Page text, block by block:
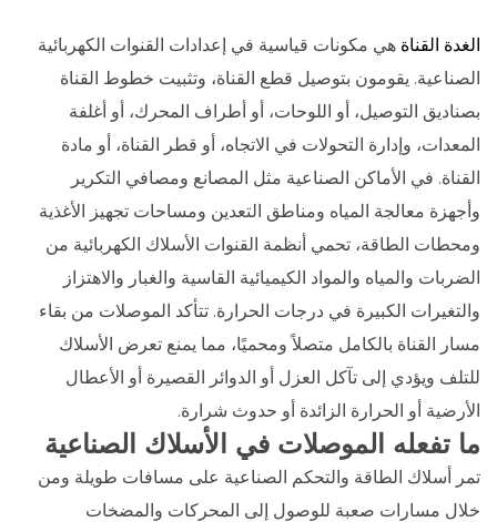
الغدة القناة هي مكونات قياسية في إعدادات القنوات الكهربائية
الصناعية. يقومون بتوصيل قطع القناة، وتثبيت خطوط القناة
بصناديق التوصيل، أو اللوحات، أو أطراف المحرك، أو أغلفة
المعدات، وإدارة التحولات في الاتجاه، أو قطر القناة، أو مادة
القناة. في الأماكن الصناعية مثل المصانع ومصافي التكرير
وأجهزة معالجة المياه ومناطق التعدين ومساحات تجهيز الأغذية
ومحطات الطاقة، تحمي أنظمة القنوات الأسلاك الكهربائية من
الضربات والمياه والمواد الكيميائية القاسية والغبار والاهتزاز
والتغيرات الكبيرة في درجات الحرارة. تتأكد الموصلات من بقاء
مسار القناة بالكامل متصلاً ومحميًا، مما يمنع تعرض الأسلاك
للتلف ويؤدي إلى تآكل العزل أو الدوائر القصيرة أو الأعطال
الأرضية أو الحرارة الزائدة أو حدوث شرارة.
ما تفعله الموصلات في الأسلاك الصناعية
تمر أسلاك الطاقة والتحكم الصناعية على مسافات طويلة ومن
خلال مسارات صعبة للوصول إلى المحركات والمضخات